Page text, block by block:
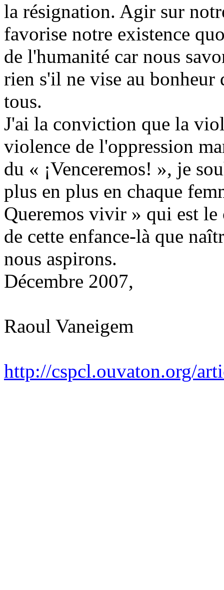
la résignation. Agir sur
favorise notre existence
de l'humanité car nous
rien s'il ne vise au bonheur
tous.
J'ai la conviction que la
violence de l'oppression
du « ¡Venceremos! », je
plus en plus en chaque
Queremos vivir » qui est le
de cette enfance-là que
nous aspirons.
Décembre 2007,
Raoul Vaneigem
http://cspcl.ouvaton.org/